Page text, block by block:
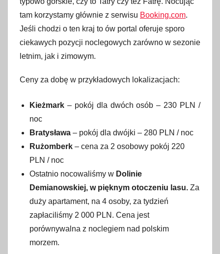
tam korzystamy głównie z serwisu Booking.com.
Jeśli chodzi o ten kraj to ów portal oferuje sporo
ciekawych pozycji noclegowych zarówno w sezonie
letnim, jak i zimowym.
Ceny za dobę w przykładowych lokalizacjach:
Kieżmark – pokój dla dwóch osób – 230 PLN /
noc
Bratysława – pokój dla dwójki – 280 PLN / noc
Rużomberk – cena za 2 osobowy pokój 220
PLN / noc
Ostatnio nocowaliśmy w Dolinie
Demianowskiej, w pięknym otoczeniu lasu. Za
duży apartament, na 4 osoby, za tydzień
zapłaciliśmy 2 000 PLN. Cena jest
porównywalna z noclegiem nad polskim
morzem.